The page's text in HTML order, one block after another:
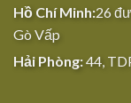
Hồ Chí Minh:26
Gò Vấp
Hải Phòng:44,